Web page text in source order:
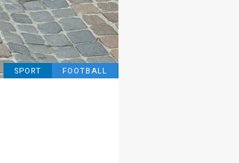
SPORT FOOTBALL